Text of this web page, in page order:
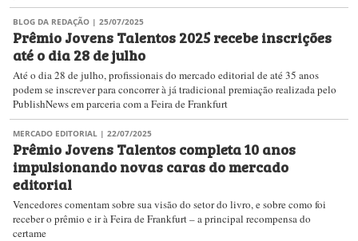
BLOG DA REDAÇÃO | 25/07/2025
Prêmio Jovens Talentos 2025 recebe inscrições
até o dia 28 de julho
Até o dia 28 de julho, profissionais do mercado editorial de até 35 anos
podem se inscrever para concorrer à já tradicional premiação realizada pelo
PublishNews em parceria com a Feira de Frankfurt
MERCADO EDITORIAL | 22/07/2025
Prêmio Jovens Talentos completa 10 anos
impulsionando novas caras do mercado
editorial
Vencedores comentam sobre sua visão do setor do livro, e sobre como foi
receber o prêmio e ir à Feira de Frankfurt – a principal recompensa do
certame